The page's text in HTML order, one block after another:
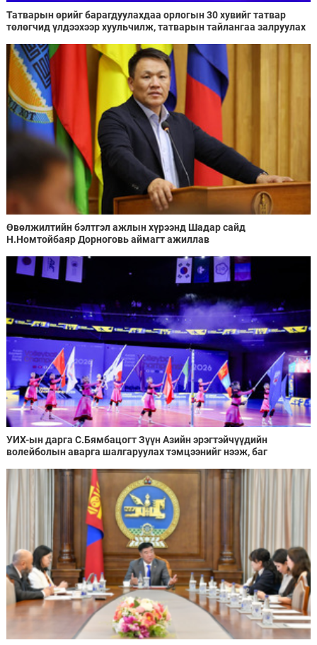
Татварын өрийг барагдуулахдаа орлогын 30 хувийг татвар
төлөгчид үлдээхээр хуульчилж, татварын тайлангаа залруулах
Өвөлжилтийн бэлтгэл ажлын хүрээнд Шадар сайд
Н.Номтойбаяр Дорноговь аймагт ажиллав
УИХ-ын дарга С.Бямбацогт Зүүн Азийн эрэгтэйчүүдийн
волейболын аварга шалгаруулах тэмцээнийг нээж, баг